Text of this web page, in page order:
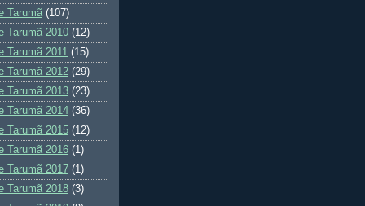
Tarumã (107)
Tarumã 2010 (12)
Tarumã 2011 (15)
Tarumã 2012 (29)
Tarumã 2013 (23)
Tarumã 2014 (36)
Tarumã 2015 (12)
Tarumã 2016 (1)
Tarumã 2017 (1)
Tarumã 2018 (3)